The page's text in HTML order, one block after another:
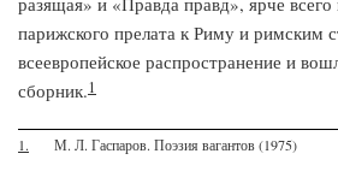
парижского прелата к Риму и римским
всеевропейское распространение и
сборник.1
1. М. Л. Гаспаров. Поэзия вагантов (1975)